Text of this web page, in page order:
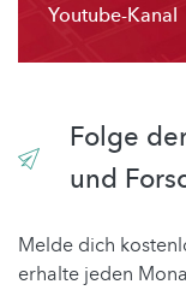
Youtube-Kanal
Folge
und
Melde dich
erhalte jeden